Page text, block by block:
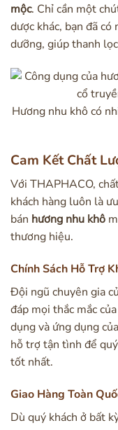
mộc. Chỉ cần một
dược khác, bạn đã
dưỡng, giúp thanh
Hương nhu khô có
Cam Kết Chất
Với THAPHACO,
khách hàng luôn là
bán hương nhu khô
thương hiệu.
Chính Sách Hỗ Trợ
Đội ngũ chuyên gia
đáp mọi thắc mắc
dụng và ứng dụng của
hỗ trợ tận tình để
tốt nhất.
Giao Hàng Toàn
Dù quý khách ở bất